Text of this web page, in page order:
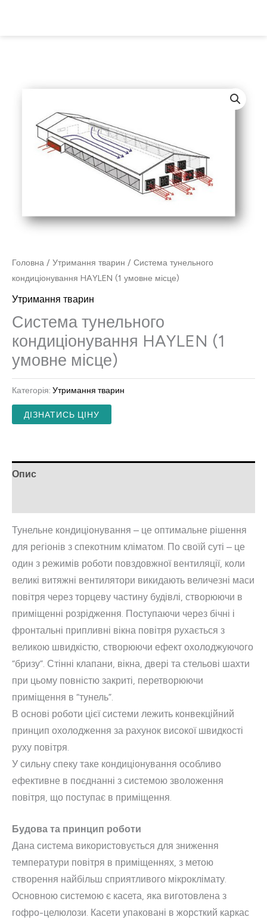
Головна / Утримання тварин / Система тунельного
кондиціонування HAYLEN (1 умовне місце)
Утримання тварин
Система тунельного
кондиціонування HAYLEN (1
умовне місце)
Категорія: Утримання тварин
ДІЗНАТИСЬ ЦІНУ
Опис
Тунельне кондиціонування – це оптимальне рішення
для регіонів з спекотним кліматом. По своїй суті – це
один з режимів роботи повздовжної вентиляції, коли
великі витяжні вентилятори викидають величезні маси
повітря через торцеву частину будівлі, створюючи в
приміщенні розрідження. Поступаючи через бічні і
фронтальні припливні вікна повітря рухається з
великою швидкістю, створюючи ефект охолоджуючого
“бризу”. Стінні клапани, вікна, двері та стельові шахти
при цьому повністю закриті, перетворюючи
приміщення в “тунель”.
В основі роботи цієї системи лежить конвекційний
принцип охолодження за рахунок високої швидкості
руху повітря.
У сильну спеку таке кондиціонування особливо
ефективне в поєднанні з системою зволоження
повітря, що поступає в приміщення.
Будова та принцип роботи
Дана система використовується для зниження
температури повітря в приміщеннях, з метою
створення найбільш сприятливого мікроклімату.
Основною системою є касета, яка виготовлена з
гофро-целюлози. Касети упаковані в жорсткий каркас